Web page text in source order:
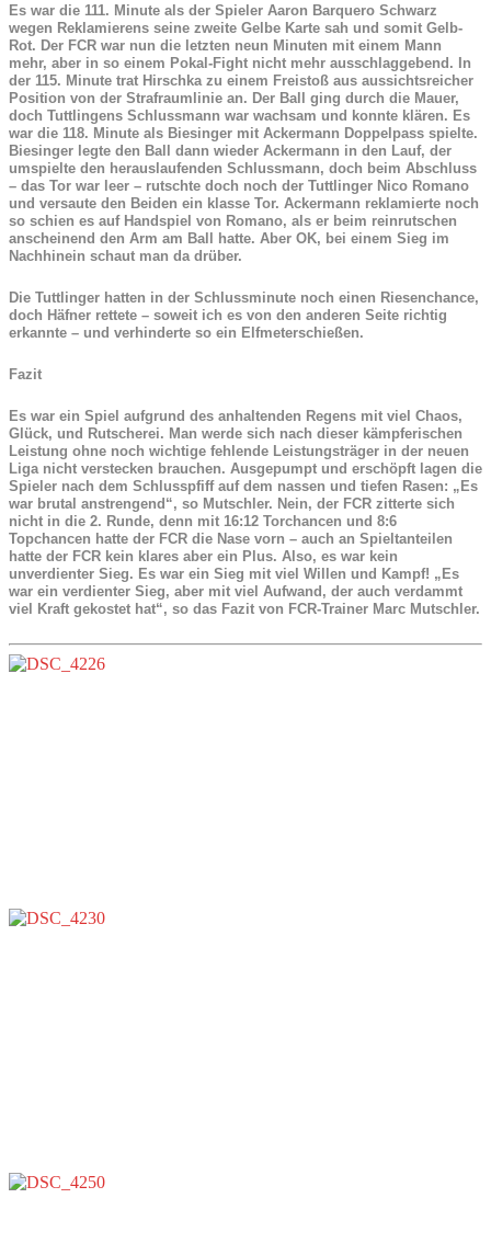
Es war die 111. Minute als der Spieler Aaron Barquero Schwarz
wegen Reklamierens seine zweite Gelbe Karte sah und somit Gelb-
Rot. Der FCR war nun die letzten neun Minuten mit einem Mann
mehr, aber in so einem Pokal-Fight nicht mehr ausschlaggebend. In
der 115. Minute trat Hirschka zu einem Freistoß aus aussichtsreicher
Position von der Strafraumlinie an. Der Ball ging durch die Mauer,
doch Tuttlingens Schlussmann war wachsam und konnte klären. Es
war die 118. Minute als Biesinger mit Ackermann Doppelpass spielte.
Biesinger legte den Ball dann wieder Ackermann in den Lauf, der
umspielte den herauslaufenden Schlussmann, doch beim Abschluss
– das Tor war leer – rutschte doch noch der Tuttlinger Nico Romano
und versaute den Beiden ein klasse Tor. Ackermann reklamierte noch
so schien es auf Handspiel von Romano, als er beim reinrutschen
anscheinend den Arm am Ball hatte. Aber OK, bei einem Sieg im
Nachhinein schaut man da drüber.
Die Tuttlinger hatten in der Schlussminute noch einen Riesenchance,
doch Häfner rettete – soweit ich es von den anderen Seite richtig
erkannte – und verhinderte so ein Elfmeterschießen.
Fazit
Es war ein Spiel aufgrund des anhaltenden Regens mit viel Chaos,
Glück, und Rutscherei. Man werde sich nach dieser kämpferischen
Leistung ohne noch wichtige fehlende Leistungsträger in der neuen
Liga nicht verstecken brauchen. Ausgepumpt und erschöpft lagen die
Spieler nach dem Schlusspfiff auf dem nassen und tiefen Rasen: „Es
war brutal anstrengend“, so Mutschler. Nein, der FCR zitterte sich
nicht in die 2. Runde, denn mit 16:12 Torchancen und 8:6
Topchancen hatte der FCR die Nase vorn – auch an Spieltanteilen
hatte der FCR kein klares aber ein Plus. Also, es war kein
unverdienter Sieg. Es war ein Sieg mit viel Willen und Kampf! „Es
war ein verdienter Sieg, aber mit viel Aufwand, der auch verdammt
viel Kraft gekostet hat“, so das Fazit von FCR-Trainer Marc Mutschler.